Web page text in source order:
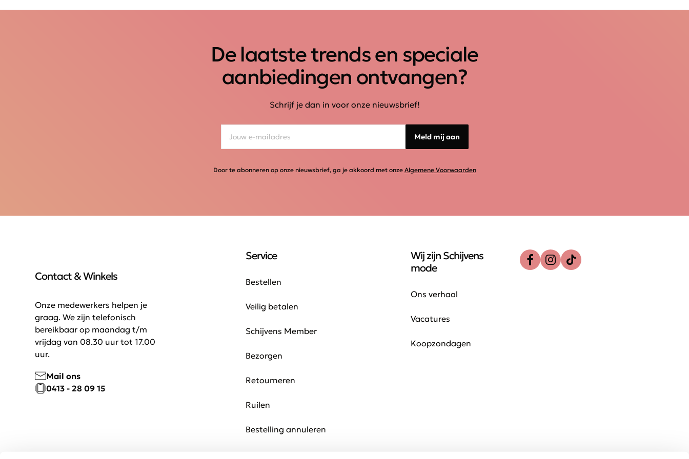
De laatste trends en speciale
aanbiedingen ontvangen?
Schrijf je dan in voor onze nieuwsbrief!
Meld mij aan
Door te abonneren op onze nieuwsbrief, ga je akkoord met onze Algemene Voorwaarden
Contact & Winkels
Onze medewerkers helpen je
graag. We zijn telefonisch
bereikbaar op maandag t/m
vrijdag van 08.30 uur tot 17.00
uur.
Mail ons
0413 - 28 09 15
Service
Bestellen
Veilig betalen
Schijvens Member
Bezorgen
Retourneren
Ruilen
Bestelling annuleren
Wij zijn Schijvens
mode
Ons verhaal
Vacatures
Koopzondagen